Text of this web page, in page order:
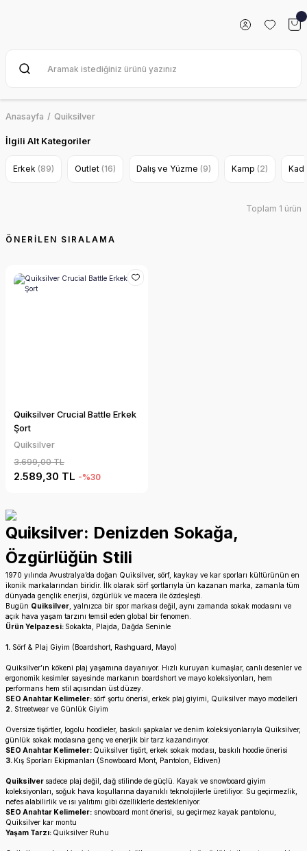
Anasayfa Quiksilver
İlgili Alt Kategoriler
Erkek (89) Outlet (16) Dalış ve Yüzme (9) Kamp (2)
Toplam 1 ürün
Quiksilver Crucial Battle Erkek
Şort
Quiksilver
3.699,00 TL
2.589,30 TL -%30
Quiksilver: Denizden Sokağa,
Özgürlüğün Stili
1970 yılında Avustralya’da doğan Quiksilver, sörf, kaykay ve kar sporları kültürünün en
ikonik markalarından biridir. İlk olarak sörf şortlarıyla ün kazanan marka, zamanla tüm
dünyada gençlik enerjisi, özgürlük ve macera ile özdeşleşti.
Bugün Quiksilver , yalnızca bir spor markası değil, aynı zamanda sokak modasını ve
açık hava yaşam tarzını temsil eden global bir fenomen.
Ürün Yelpazesi: Sokakta, Plajda, Dağda Seninle
1. Sörf & Plaj Giyim (Boardshort, Rashguard, Mayo)
Quiksilver’ın kökeni plaj yaşamına dayanıyor. Hızlı kuruyan kumaşlar, canlı desenler ve
ergonomik kesimler sayesinde markanın boardshort ve mayo koleksiyonları, hem
performans hem stil açısından üst düzey.
SEO Anahtar Kelimeler: sörf şortu önerisi, erkek plaj giyimi, Quiksilver mayo modelleri
2. Streetwear ve Günlük Giyim
Oversize tişörtler, logolu hoodieler, baskılı şapkalar ve denim koleksiyonlarıyla Quiksilver,
günlük sokak modasına genç ve enerjik bir tarz kazandırıyor.
SEO Anahtar Kelimeler: Quiksilver tişört, erkek sokak modası, baskılı hoodie önerisi
3. Kış Sporları Ekipmanları (Snowboard Mont, Pantolon, Eldiven)
Quiksilver sadece plaj değil, dağ stilinde de güçlü. Kayak ve snowboard giyim
koleksiyonları, soğuk hava koşullarına dayanıklı teknolojilerle üretiliyor. Su geçirmezlik,
nefes alabilirlik ve ısı yalıtımı gibi özelliklerle destekleniyor.
SEO Anahtar Kelimeler: snowboard mont önerisi, su geçirmez kayak pantolonu,
Quiksilver kar montu
Yaşam Tarzı: Quiksilver Ruhu